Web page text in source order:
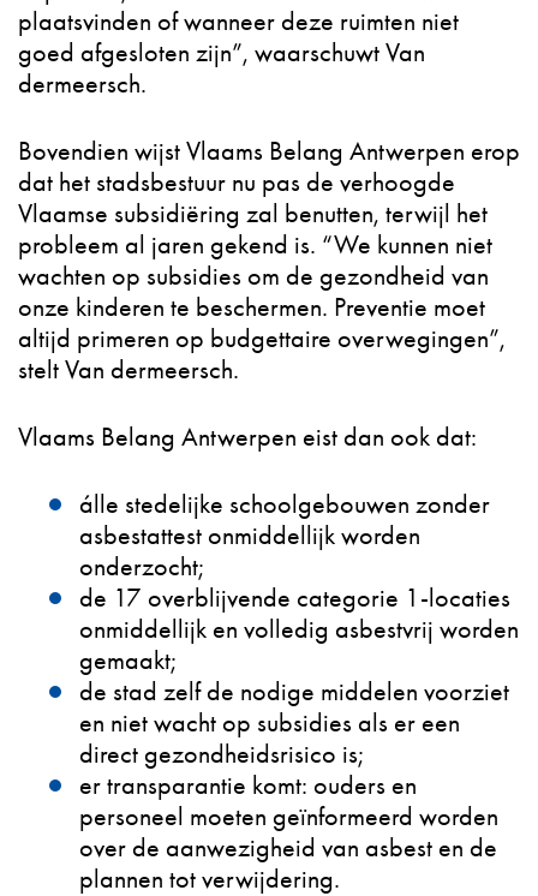
plaatsvinden of wanneer deze ruimten niet
goed afgesloten zijn”, waarschuwt Van
dermeersch.
Bovendien wijst Vlaams Belang Antwerpen erop
dat het stadsbestuur nu pas de verhoogde
Vlaamse subsidiëring zal benutten, terwijl het
probleem al jaren gekend is. “We kunnen niet
wachten op subsidies om de gezondheid van
onze kinderen te beschermen. Preventie moet
altijd primeren op budgettaire overwegingen”,
stelt Van dermeersch.
Vlaams Belang Antwerpen eist dan ook dat:
álle stedelijke schoolgebouwen zonder
asbestattest onmiddellijk worden
onderzocht;
de 17 overblijvende categorie 1-locaties
onmiddellijk en volledig asbestvrij worden
gemaakt;
de stad zelf de nodige middelen voorziet
en niet wacht op subsidies als er een
direct gezondheidsrisico is;
er transparantie komt: ouders en
personeel moeten geïnformeerd worden
over de aanwezigheid van asbest en de
plannen tot verwijdering.